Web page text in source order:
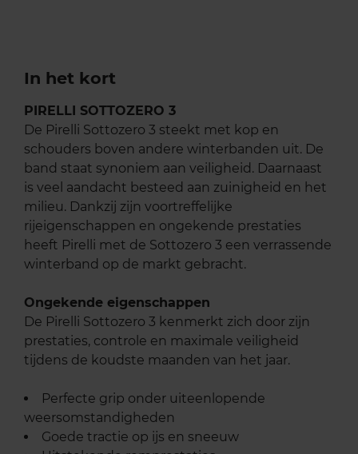
In het kort
PIRELLI SOTTOZERO 3
De Pirelli Sottozero 3 steekt met kop en
schouders boven andere winterbanden uit. De
band staat synoniem aan veiligheid. Daarnaast
is veel aandacht besteed aan zuinigheid en het
milieu. Dankzij zijn voortreffelijke
rijeigenschappen en ongekende prestaties
heeft Pirelli met de Sottozero 3 een verrassende
winterband op de markt gebracht.
Ongekende eigenschappen
De Pirelli Sottozero 3 kenmerkt zich door zijn
prestaties, controle en maximale veiligheid
tijdens de koudste maanden van het jaar.
Perfecte grip onder uiteenlopende
weersomstandigheden
Goede tractie op ijs en sneeuw